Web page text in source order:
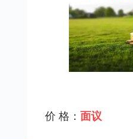
价 格： 面议